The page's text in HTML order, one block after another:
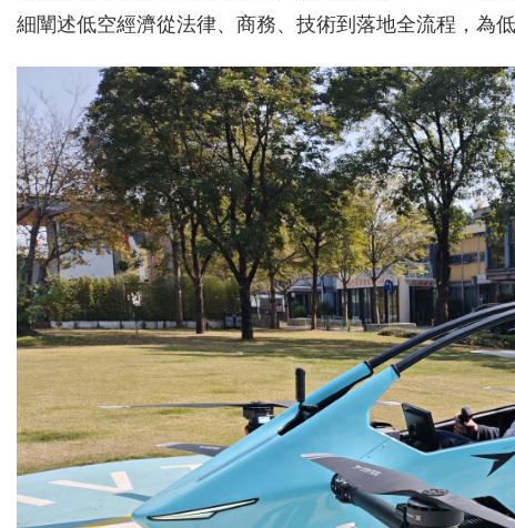
細闡述低空經濟從法律、商務、技術到落地全流程，為